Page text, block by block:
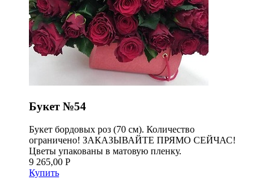
Букет №54
Букет бордовых роз (70 см). Количество
ограничено! ЗАКАЗЫВАЙТЕ ПРЯМО СЕЙЧАС!
Цветы упакованы в матовую пленку.
9 265,00 Р
Купить